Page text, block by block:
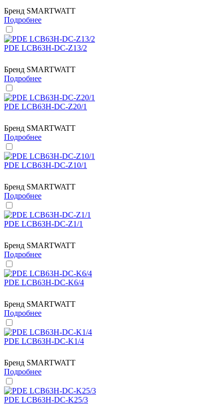
Бренд SMARTWATT
Подробнее
PDE LCB63H-DC-Z13/2
Бренд SMARTWATT
Подробнее
PDE LCB63H-DC-Z20/1
Бренд SMARTWATT
Подробнее
PDE LCB63H-DC-Z10/1
Бренд SMARTWATT
Подробнее
PDE LCB63H-DC-Z1/1
Бренд SMARTWATT
Подробнее
PDE LCB63H-DC-K6/4
Бренд SMARTWATT
Подробнее
PDE LCB63H-DC-K1/4
Бренд SMARTWATT
Подробнее
PDE LCB63H-DC-K25/3